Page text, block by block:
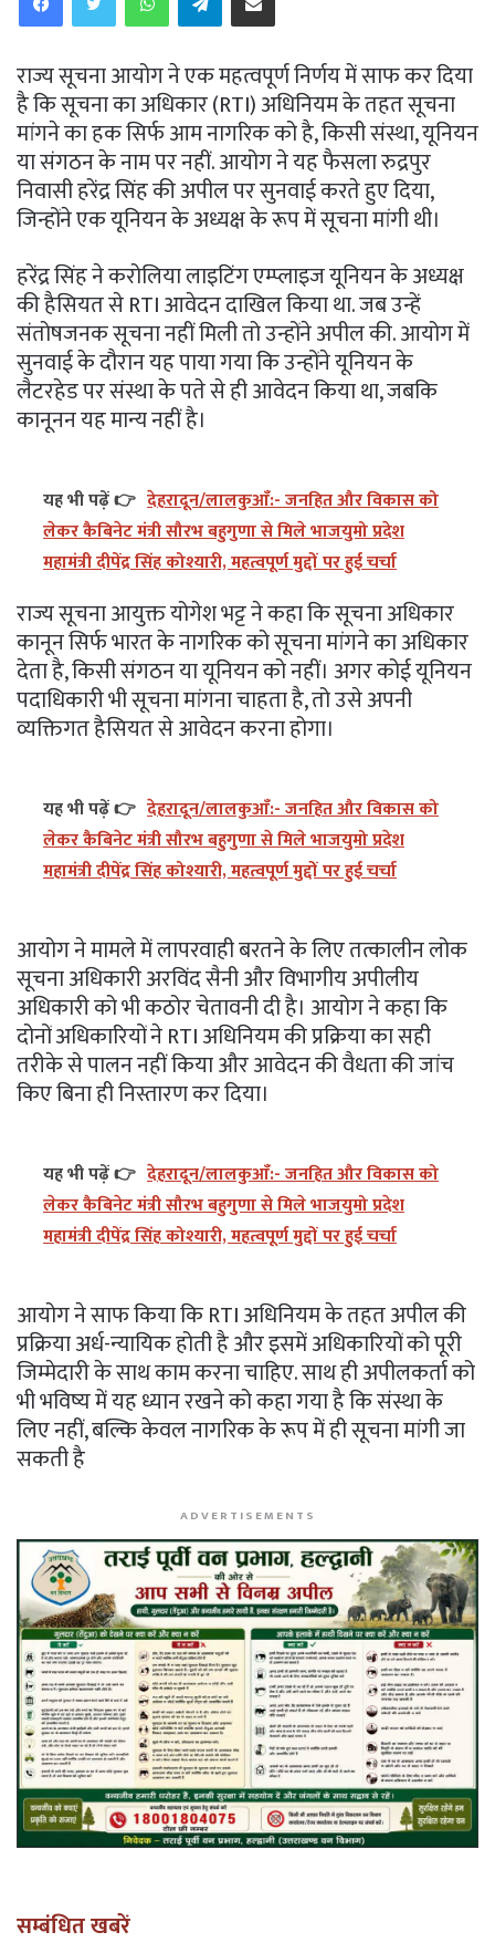
राज्य सूचना आयोग ने एक महत्वपूर्ण निर्णय में साफ कर दिया
है कि सूचना का अधिकार (RTI) अधिनियम के तहत सूचना
मांगने का हक सिर्फ आम नागरिक को है, किसी संस्था, यूनियन
या संगठन के नाम पर नहीं. आयोग ने यह फैसला रुद्रपुर
निवासी हरेंद्र सिंह की अपील पर सुनवाई करते हुए दिया,
जिन्होंने एक यूनियन के अध्यक्ष के रूप में सूचना मांगी थी।
हरेंद्र सिंह ने करोलिया लाइटिंग एम्प्लाइज यूनियन के अध्यक्ष
की हैसियत से RTI आवेदन दाखिल किया था. जब उन्हें
संतोषजनक सूचना नहीं मिली तो उन्होंने अपील की. आयोग में
सुनवाई के दौरान यह पाया गया कि उन्होंने यूनियन के
लैटरहेड पर संस्था के पते से ही आवेदन किया था, जबकि
कानूनन यह मान्य नहीं है।
यह भी पढ़ें 👉 देहरादून/लालकुआँ:- जनहित और विकास को
लेकर कैबिनेट मंत्री सौरभ बहुगुणा से मिले भाजयुमो प्रदेश
महामंत्री दीपेंद्र सिंह कोश्यारी, महत्वपूर्ण मुद्दों पर हुई चर्चा
राज्य सूचना आयुक्त योगेश भट्ट ने कहा कि सूचना अधिकार
कानून सिर्फ भारत के नागरिक को सूचना मांगने का अधिकार
देता है, किसी संगठन या यूनियन को नहीं। अगर कोई यूनियन
पदाधिकारी भी सूचना मांगना चाहता है, तो उसे अपनी
व्यक्तिगत हैसियत से आवेदन करना होगा।
यह भी पढ़ें 👉 देहरादून/लालकुआँ:- जनहित और विकास को
लेकर कैबिनेट मंत्री सौरभ बहुगुणा से मिले भाजयुमो प्रदेश
महामंत्री दीपेंद्र सिंह कोश्यारी, महत्वपूर्ण मुद्दों पर हुई चर्चा
आयोग ने मामले में लापरवाही बरतने के लिए तत्कालीन लोक
सूचना अधिकारी अरविंद सैनी और विभागीय अपीलीय
अधिकारी को भी कठोर चेतावनी दी है। आयोग ने कहा कि
दोनों अधिकारियों ने RTI अधिनियम की प्रक्रिया का सही
तरीके से पालन नहीं किया और आवेदन की वैधता की जांच
किए बिना ही निस्तारण कर दिया।
यह भी पढ़ें 👉 देहरादून/लालकुआँ:- जनहित और विकास को
लेकर कैबिनेट मंत्री सौरभ बहुगुणा से मिले भाजयुमो प्रदेश
महामंत्री दीपेंद्र सिंह कोश्यारी, महत्वपूर्ण मुद्दों पर हुई चर्चा
आयोग ने साफ किया कि RTI अधिनियम के तहत अपील की
प्रक्रिया अर्ध-न्यायिक होती है और इसमें अधिकारियों को पूरी
जिम्मेदारी के साथ काम करना चाहिए. साथ ही अपीलकर्ता को
भी भविष्य में यह ध्यान रखने को कहा गया है कि संस्था के
लिए नहीं, बल्कि केवल नागरिक के रूप में ही सूचना मांगी जा
सकती है
ADVERTISEMENTS
सम्बंधित खबरें